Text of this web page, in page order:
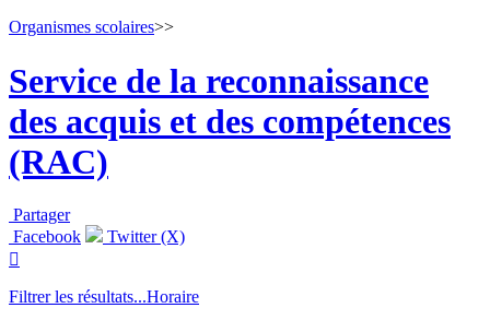
Organismes scolaires>>
Service de la reconnaissance
des acquis et des compétences
(RAC)
Partager
Facebook
Twitter (X)

Filtrer les résultats...Horaire